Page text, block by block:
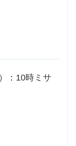
：10時ミサ